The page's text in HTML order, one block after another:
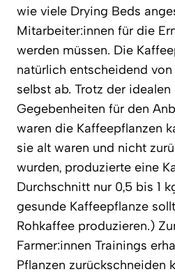
wie viele Drying Beds
Mitarbeiter:innen für die
werden müssen. Die
natürlich entscheidend
selbst ab. Trotz der
Gegebenheiten für den
waren die Kaffeepflanzen
sie alt waren und nicht
wurden, produzierte eine
Durchschnitt nur 0,5 bis 1
gesunde Kaffeepflanze
Rohkaffee produzieren.)
Farmer:innen Trainings
Pflanzen zurückschneiden